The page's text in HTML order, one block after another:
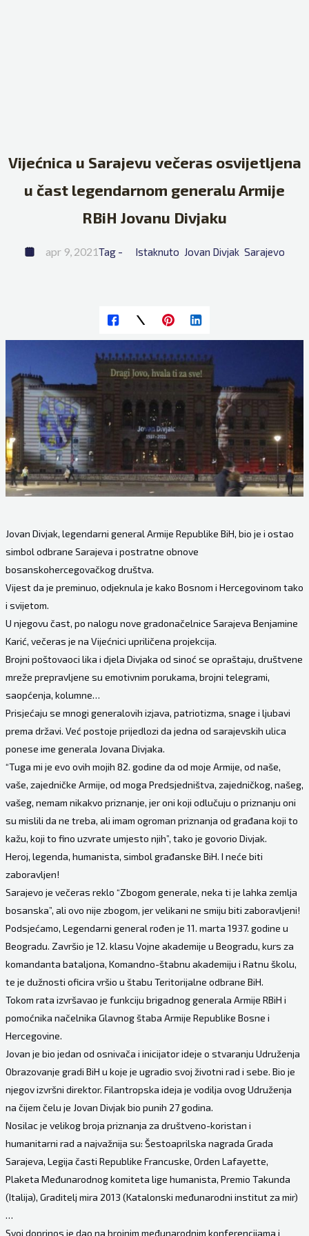
Vijećnica u Sarajevu večeras osvijetljena
u čast legendarnom generalu Armije
RBiH Jovanu Divjaku
apr 9, 2021Tag - Istaknuto Jovan Divjak Sarajevo
Jovan Divjak, legendarni general Armije Republike BiH, bio je i ostao
simbol odbrane Sarajeva i postratne obnove
bosanskohercegovačkog društva.
Vijest da je preminuo, odjeknula je kako Bosnom i Hercegovinom tako
i svijetom.
U njegovu čast, po nalogu nove gradonačelnice Sarajeva Benjamine
Karić, večeras je na Vijećnici upriličena projekcija.
Brojni poštovaoci lika i djela Divjaka od sinoć se opraštaju, društvene
mreže prepravljene su emotivnim porukama, brojni telegrami,
saopćenja, kolumne…
Prisjećaju se mnogi generalovih izjava, patriotizma, snage i ljubavi
prema državi. Već postoje prijedlozi da jedna od sarajevskih ulica
ponese ime generala Jovana Divjaka.
“Tuga mi je evo ovih mojih 82. godine da od moje Armije, od naše,
vaše, zajedničke Armije, od moga Predsjedništva, zajedničkog, našeg,
vašeg, nemam nikakvo priznanje, jer oni koji odlučuju o priznanju oni
su mislili da ne treba, ali imam ogroman priznanja od građana koji to
kažu, koji to fino uzvrate umjesto njih”, tako je govorio Divjak.
Heroj, legenda, humanista, simbol građanske BiH. I neće biti
zaboravljen!
Sarajevo je večeras reklo “Zbogom generale, neka ti je lahka zemlja
bosanska”, ali ovo nije zbogom, jer velikani ne smiju biti zaboravljeni!
Podsjećamo, Legendarni general rođen je 11. marta 1937. godine u
Beogradu. Završio je 12. klasu Vojne akademije u Beogradu, kurs za
komandanta bataljona, Komandno-štabnu akademiju i Ratnu školu,
te je dužnosti oficira vršio u štabu Teritorijalne odbrane BiH.
Tokom rata izvršavao je funkciju brigadnog generala Armije RBiH i
pomoćnika načelnika Glavnog štaba Armije Republike Bosne i
Hercegovine.
Jovan je bio jedan od osnivača i inicijator ideje o stvaranju Udruženja
Obrazovanje gradi BiH u koje je ugradio svoj životni rad i sebe. Bio je
njegov izvršni direktor. Filantropska ideja je vodilja ovog Udruženja
na čijem čelu je Jovan Divjak bio punih 27 godina.
Nosilac je velikog broja priznanja za društveno-koristan i
humanitarni rad a najvažnija su: Šestoaprilska nagrada Grada
Sarajeva, Legija časti Republike Francuske, Orden Lafayette,
Plaketa Međunarodnog komiteta lige humanista, Premio Takunda
(Italija), Graditelj mira 2013 (Katalonski međunarodni institut za mir)
…
Svoj doprinos je dao na brojnim međunarodnim konferencijama i